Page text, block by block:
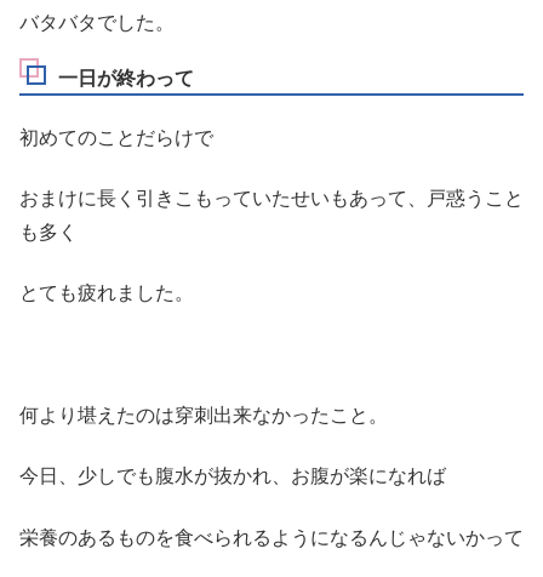
バタバタでした。
一日が終わって
初めてのことだらけで
おまけに長く引きこもっていたせいもあって、戸惑うこと
も多く
とても疲れました。
何より堪えたのは穿刺出来なかったこと。
今日、少しでも腹水が抜かれ、お腹が楽になれば
栄養のあるものを食べられるようになるんじゃないかって